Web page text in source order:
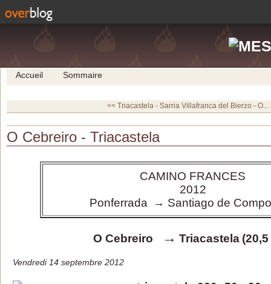
Accueil Sommaire
<< Triacastela - Sarria Villafranca del Bierzo - O...
O Cebreiro - Triacastela
CAMINO FRANCES
2012
Ponferrada
→ Santiago de
O Cebreiro → Triacastela
Vendredi 14 septembre 2012